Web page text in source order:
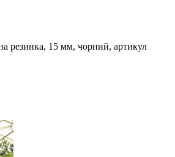
резинка, 15 мм, чорний, артикул